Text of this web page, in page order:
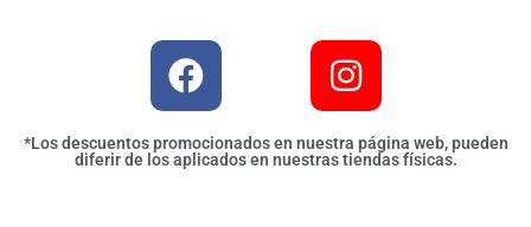
*Los descuentos promocionados en nuestra página web, pueden
diferir de los aplicados en nuestras tiendas físicas.